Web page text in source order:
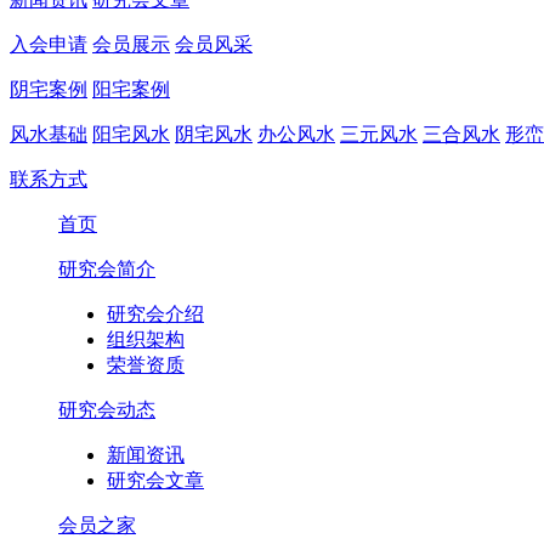
入会申请 会员展示 会员风采
阴宅案例 阳宅案例
风水基础 阳宅风水 阴宅风水 办公风水 三元风水 三合风水 形
联系方式
首页
研究会简介
研究会介绍
组织架构
荣誉资质
研究会动态
新闻资讯
研究会文章
会员之家